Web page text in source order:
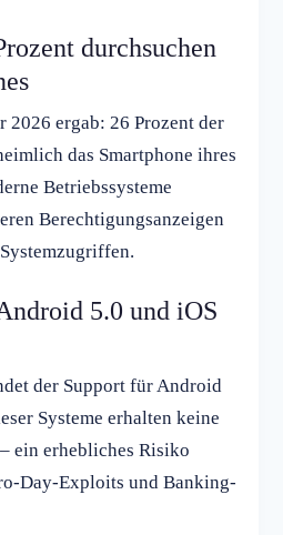
durchsuchen
2026 ergab: 26 Prozent der
das Smartphone ihres
Betriebssysteme
Berechtigungsanzeigen
5.0 und iOS
der Support für Android
Systeme erhalten keine
ein erhebliches Risiko
Day-Exploits und Banking-